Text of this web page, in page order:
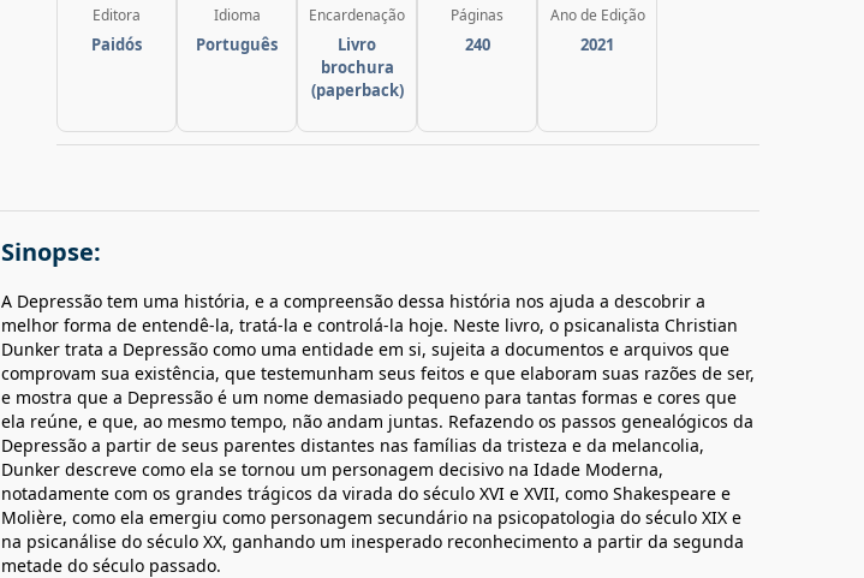
Editora
Paidós
Idioma
Português
Encardenação
Livro
brochura
(paperback)
Páginas
240
Ano de Edição
2021
Sinopse:
A Depressão tem uma história, e a compreensão dessa história nos ajuda a descobrir a
melhor forma de entendê-la, tratá-la e controlá-la hoje. Neste livro, o psicanalista Christian
Dunker trata a Depressão como uma entidade em si, sujeita a documentos e arquivos que
comprovam sua existência, que testemunham seus feitos e que elaboram suas razões de ser,
e mostra que a Depressão é um nome demasiado pequeno para tantas formas e cores que
ela reúne, e que, ao mesmo tempo, não andam juntas. Refazendo os passos genealógicos da
Depressão a partir de seus parentes distantes nas famílias da tristeza e da melancolia,
Dunker descreve como ela se tornou um personagem decisivo na Idade Moderna,
notadamente com os grandes trágicos da virada do século XVI e XVII, como Shakespeare e
Molière, como ela emergiu como personagem secundário na psicopatologia do século XIX e
na psicanálise do século XX, ganhando um inesperado reconhecimento a partir da segunda
metade do século passado.